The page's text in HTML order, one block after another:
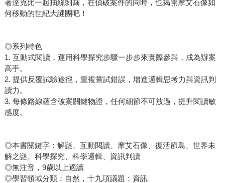
著達克比一起抽絲剝繭，在偵破案件的同時，也揭開摩艾石像如
何移動的世紀大謎團吧！
◎系列特色
1. 互動式閱讀，運用科學探究步驟一步步來實際參與，成為辦案
高手。
2. 提供反覆試驗途徑，重複嘗試錯誤，增進邏輯思考力與資訊判
讀力。
3. 每條路線蘊含破案關鍵物證，任何細節不可放過，提升閱讀敏
感度。
◎本書關鍵字：解謎、互動閱讀、摩艾石像、復活節島、世界未
解之謎、科學探究、科學邏輯、資訊判讀
◎無注音，9歲以上適讀
◎學習領域分類：自然，十九項議題：資訊